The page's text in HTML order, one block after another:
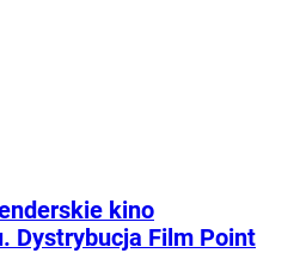
kino
Dystrybucja Film Point